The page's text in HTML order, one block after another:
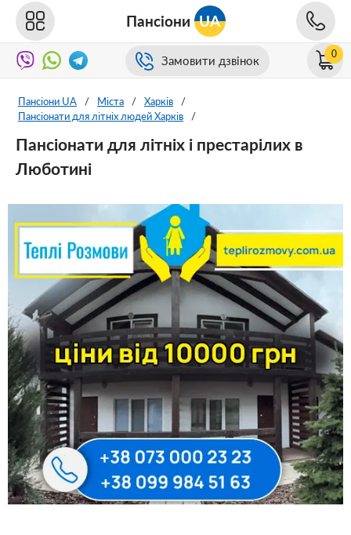
Пансіони UA
Замовити дзвінок 0
Пансіони UA / Міста / Харків
/
Пансіонати для літніх людей Харків
/
Пансіонати для літніх і престарілих в
Люботині